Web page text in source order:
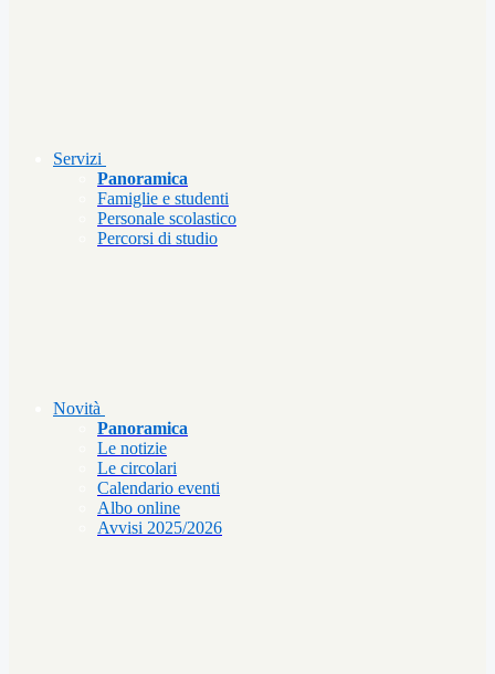
Servizi
Panoramica
Famiglie e studenti
Personale scolastico
Percorsi di studio
Novità
Panoramica
Le notizie
Le circolari
Calendario eventi
Albo online
Avvisi 2025/2026